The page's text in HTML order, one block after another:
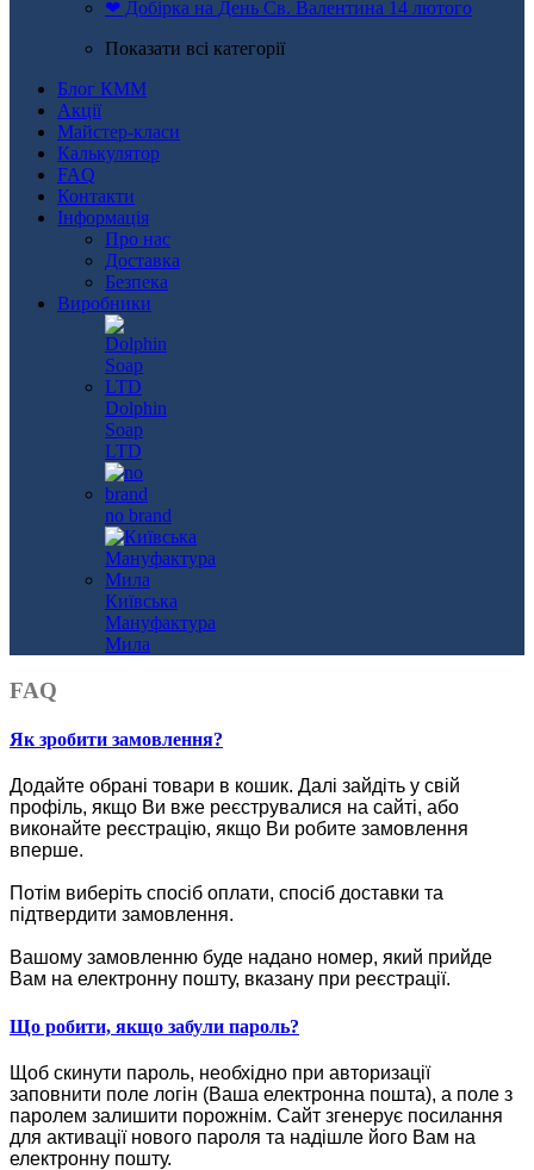
❤ Добірка на День Св. Валентина 14 лютого
Показати всі категорії
Блог КММ
Акції
Майстер-класи
Калькулятор
FAQ
Контакти
Інформація
Про нас
Доставка
Безпека
Виробники
Dolphin
Soap
LTD
no brand
Київська
Мануфактура
Мила
FAQ
Як зробити замовлення?
Додайте обрані товари в кошик. Далі зайдіть у свій
профіль, якщо Ви вже реєструвалися на сайті, або
виконайте реєстрацію, якщо Ви робите замовлення
вперше.
Потім виберіть спосіб оплати, спосіб доставки та
підтвердити замовлення.
Вашому замовленню буде надано номер, який прийде
Вам на електронну пошту, вказану при реєстрації.
Що робити, якщо забули пароль?
Щоб скинути пароль, необхідно при авторизації
заповнити поле логін (Ваша електронна пошта), а поле з
паролем залишити порожнім. Сайт згенерує посилання
для активації нового пароля та надішле його Вам на
електронну пошту.